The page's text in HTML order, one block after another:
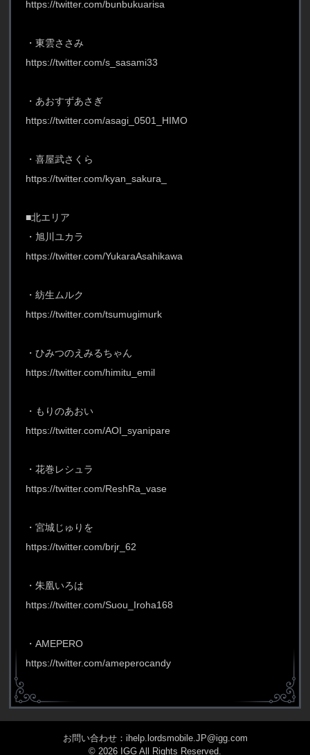
https://twitter.com/bunbukuarisa
・東雲ささみ
https://twitter.com/s_sasami33
・あおすずあさぎ
https://twitter.com/asagi_0501_HIMO
・喜屋武さくら
https://twitter.com/kyan_sakura_
■北エリア
・旭川ユカラ
https://twitter.com/YukaraAsahikawa
・紡生ムルク
https://twitter.com/tsumugimurk
・ひみつのえみるちゃん
https://twitter.com/himitu_emil
・もりのあおい
https://twitter.com/AOI_syanipare
・花巻レシュラ
https://twitter.com/ReshRa_vase
・宮城じゅりを
https://twitter.com/brjr_62
・朱凰いろは
https://twitter.com/Suou_Iroha168
・AMEPERO
https://twitter.com/ameperocandy
お問い合わせ：ihelp.lordsmobile.JP@igg.com
© 2026 IGG All Rights Reserved.